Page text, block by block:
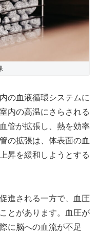
の血液循環システムに
内の高温にさらされる
管が拡張し、熱を効率
の拡張は、体表面の血
昇を緩和しようとする
進される一方で、血圧
とがあります。血圧が
に脳への血流が不足